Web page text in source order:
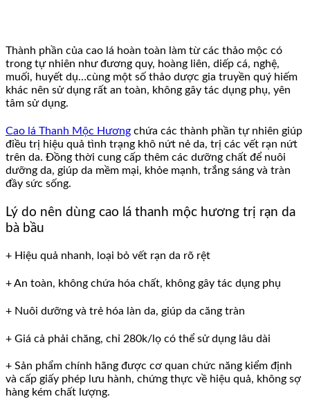
Thành phần của cao lá hoàn toàn làm từ các thảo mộc có
trong tự nhiên như đương quy, hoàng liên, diếp cá, nghệ,
muối, huyết dụ…cùng một số thảo dược gia truyền quý hiếm
khác nên sử dụng rất an toàn, không gây tác dụng phụ, yên
tâm sử dụng.
Cao lá Thanh Mộc Hương chứa các thành phần tự nhiên giúp
điều trị hiệu quả tình trạng khô nứt nẻ da, trị các vết rạn nứt
trên da. Đồng thời cung cấp thêm các dưỡng chất để nuôi
dưỡng da, giúp da mềm mại, khỏe mạnh, trắng sáng và tràn
đầy sức sống.
Lý do nên dùng cao lá thanh mộc hương trị rạn da
bà bầu
+ Hiệu quả nhanh, loại bỏ vết rạn da rõ rệt
+ An toàn, không chứa hóa chất, không gây tác dụng phụ
+ Nuôi dưỡng và trẻ hóa làn da, giúp da căng tràn
+ Giá cả phải chăng, chỉ 280k/lọ có thể sử dụng lâu dài
+ Sản phẩm chính hãng được cơ quan chức năng kiểm định
và cấp giấy phép lưu hành, chứng thực về hiệu quả, không sợ
hàng kém chất lượng.